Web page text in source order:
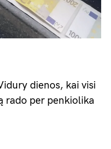
dienos, kai visi
rado per penkiolika